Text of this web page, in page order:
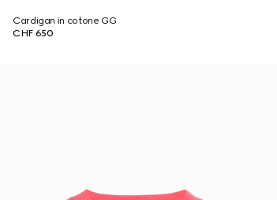
Cardigan in cotone GG
CHF 650